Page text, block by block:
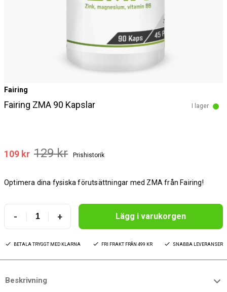
Fairing
Fairing ZMA 90 Kapslar I lager
109 kr 129 kr Prishistorik
Optimera dina fysiska förutsättningar med ZMA från Fairing!
- + Lägg i varukorgen
BETALA TRYGGT MED KLARNA FRI FRAKT FRÅN 499 KR SNABBA LEVERANSER
Beskrivning